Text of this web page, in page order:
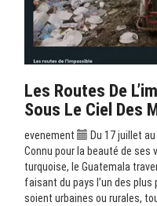
Les Routes De
Sous Le Ciel Des
evenement
Du 17 juillet
Connu pour la beauté de
turquoise, le Guatemala
faisant du pays l’un des plus
soient urbaines ou rurales,